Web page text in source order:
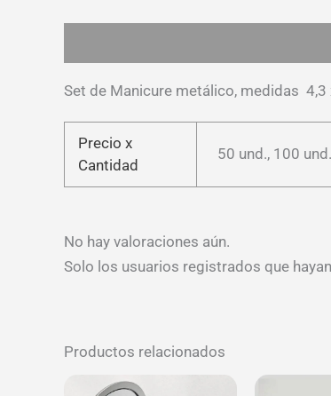
Set de Manicure metálico, medidas 4,3
Precio x
Cantidad
50 und., 100
No hay valoraciones aún.
Solo los usuarios registrados que
Productos relacionados